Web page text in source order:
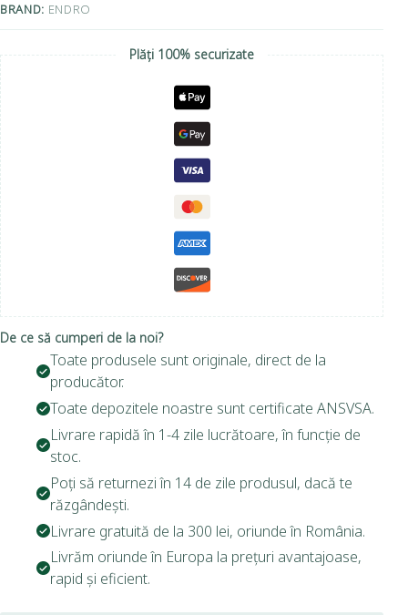
BRAND: ENDRO
Plăți 100% securizate
De ce să cumperi de la noi?
Toate produsele sunt originale, direct de la
producător.
Toate depozitele noastre sunt certificate ANSVSA.
Livrare rapidă în 1-4 zile lucrătoare, în funcție de
stoc.
Poți să returnezi în 14 de zile produsul, dacă te
răzgândești.
Livrare gratuită de la 300 lei, oriunde în România.
Livrăm oriunde în Europa la prețuri avantajoase,
rapid și eficient.